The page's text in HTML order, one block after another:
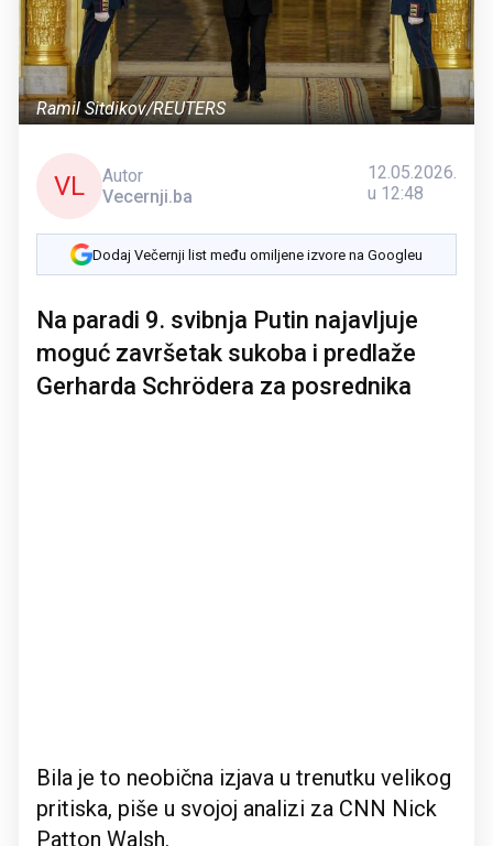
Ramil Sitdikov/REUTERS
VL
Autor
Vecernji.ba
12.05.2026.
u 12:48
Dodaj Večernji list među omiljene izvore na Googleu
Na paradi 9. svibnja Putin najavljuje
moguć završetak sukoba i predlaže
Gerharda Schrödera za posrednika
Bila je to neobična izjava u trenutku velikog
pritiska, piše u svojoj analizi za CNN Nick
Patton Walsh.